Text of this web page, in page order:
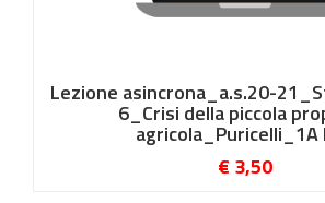
Lezione asincrona_a.s.20-
6_Crisi della piccola
agricola_Puricelli_1A
€ 3,50